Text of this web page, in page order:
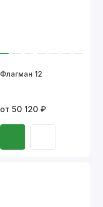
Флагман 12
от 50 120 ₽